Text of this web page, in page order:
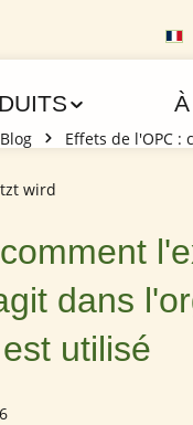
Blog Effets de l'OPC
dans
utilisé